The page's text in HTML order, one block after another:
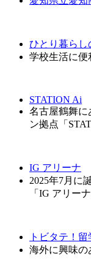
ひとり暮らし
学校生活に便
STATION Ai
名古屋鶴舞に
ン拠点「
IG アリーナ
2025年7月に
「IG アリーナ
トビタテ！留
海外に興味の